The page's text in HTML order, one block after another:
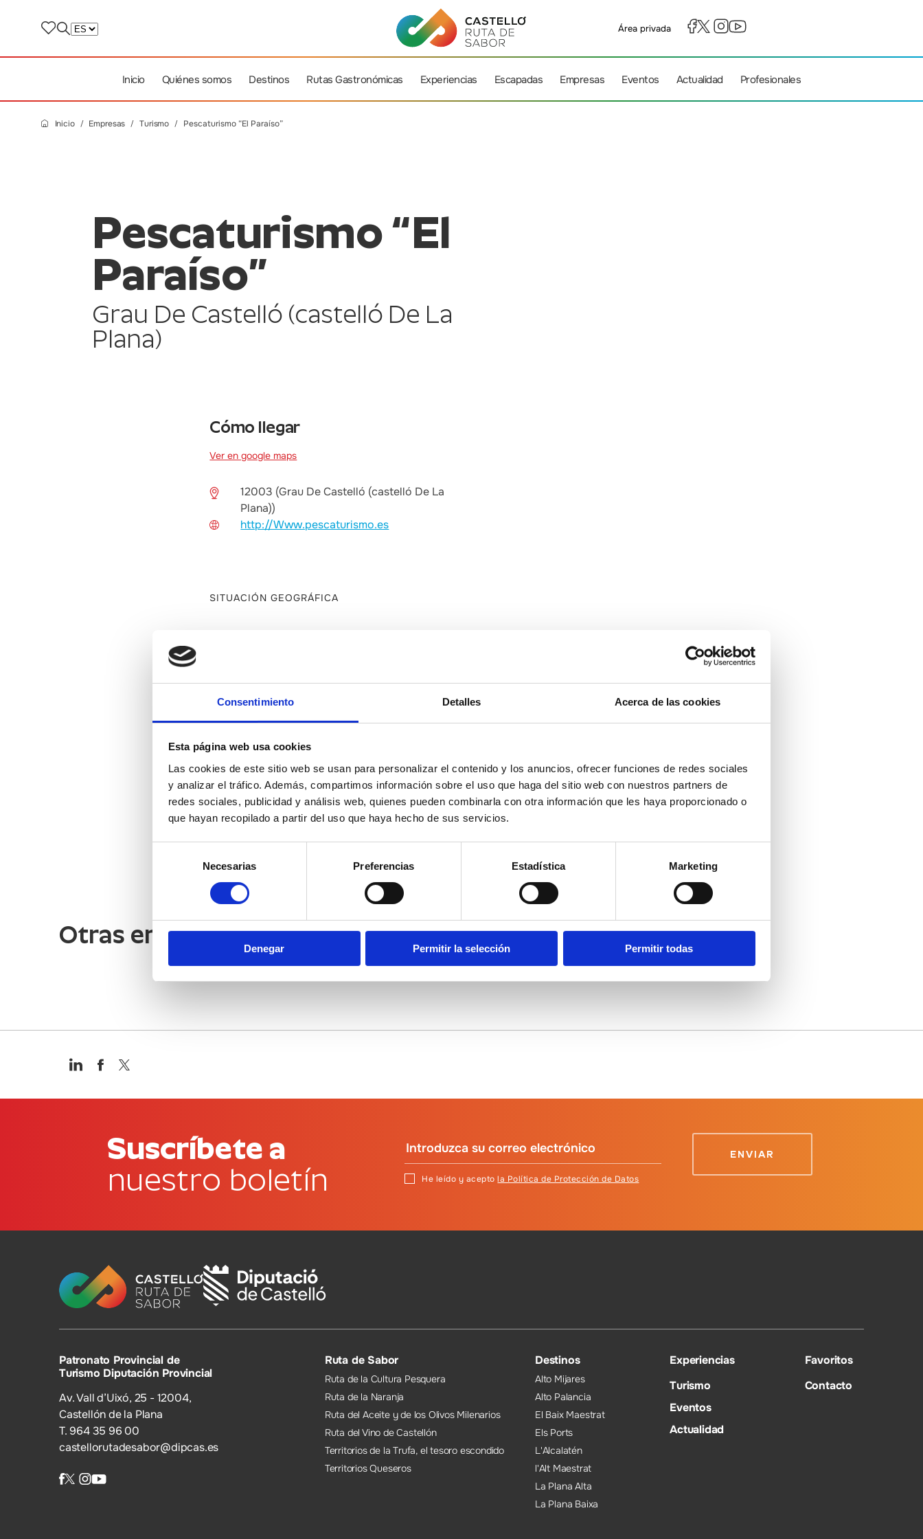
Consentimiento Detalles Acerca de las cookies
Esta página web usa cookies
Las cookies de este sitio web se usan para personalizar el contenido y los anuncios, ofrecer funciones de redes sociales
y analizar el tráfico. Además, compartimos información sobre el uso que haga del sitio web con nuestros partners de
redes sociales, publicidad y análisis web, quienes pueden combinarla con otra información que les haya proporcionado o
que hayan recopilado a partir del uso que haya hecho de sus servicios.
consentimiento
Necesarias Preferencias Estadística Marketing
Denegar Permitir la selección Permitir todas
Área privada
Inicio Quiénes somos Destinos Rutas Gastronómicas Experiencias Escapadas Empresas Eventos Actualidad Profesionales
Inicio Empresas Turismo Pescaturismo “El Paraíso”
Pescaturismo “El
Paraíso”
Grau De Castelló (castelló De La
Plana)
Cómo llegar
Ver en google maps
12003 (Grau De Castelló (castelló De La
Plana))
http://Www.pescaturismo.es
SITUACIÓN GEOGRÁFICA
Otras empresas de interés
Suscríbete a
nuestro boletín
He leído y aceptola Política de Protección de Datos
Patronato Provincial de
Turismo Diputación Provincial
Av. Vall d’Uixó, 25 - 12004,
Castellón de la Plana
T. 964 35 96 00
castellorutadesabor@dipcas.es
Ruta de Sabor
Ruta de la Cultura Pesquera
Ruta de la Naranja
Ruta del Aceite y de los Olivos Milenarios
Ruta del Vino de Castellón
Territorios de la Trufa, el tesoro escondido
Territorios Queseros
Destinos
Alto Mijares
Alto Palancia
El Baix Maestrat
Els Ports
L'Alcalatén
l'Alt Maestrat
La Plana Alta
La Plana Baixa
Experiencias
Turismo
Eventos
Actualidad
Favoritos
Contacto